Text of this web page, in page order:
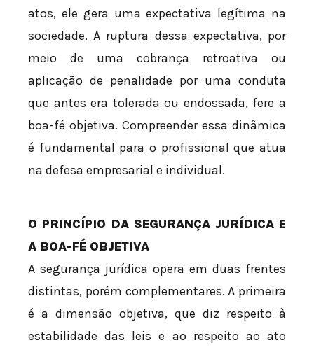
atos, ele gera uma expectativa legítima na
sociedade. A ruptura dessa expectativa, por
meio de uma cobrança retroativa ou
aplicação de penalidade por uma conduta
que antes era tolerada ou endossada, fere a
boa-fé objetiva. Compreender essa dinâmica
é fundamental para o profissional que atua
na defesa empresarial e individual.
O PRINCÍPIO DA SEGURANÇA JURÍDICA E
A BOA-FÉ OBJETIVA
A segurança jurídica opera em duas frentes
distintas, porém complementares. A primeira
é a dimensão objetiva, que diz respeito à
estabilidade das leis e ao respeito ao ato